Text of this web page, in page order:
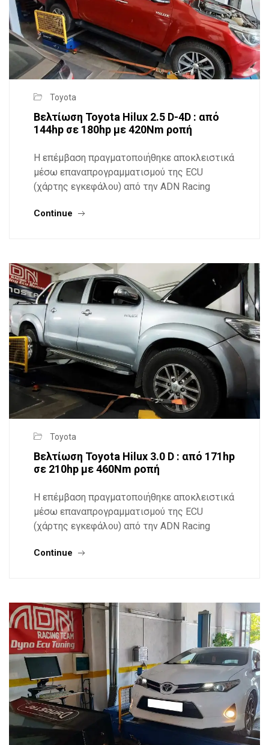
Toyota
Βελτίωση Toyota Hilux 2.5 D-4D : από
144hp σε 180hp με 420Nm ροπή
Η επέμβαση πραγματοποιήθηκε αποκλειστικά
μέσω επαναπρογραμματισμού της ECU
(χάρτης εγκεφάλου) από την ADN Racing
Continue
Toyota
Βελτίωση Toyota Hilux 3.0 D : από 171hp
σε 210hp με 460Nm ροπή
Η επέμβαση πραγματοποιήθηκε αποκλειστικά
μέσω επαναπρογραμματισμού της ECU
(χάρτης εγκεφάλου) από την ADN Racing
Continue